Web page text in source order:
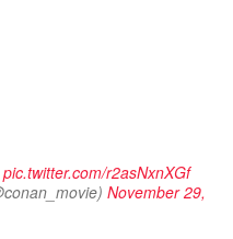
pic.twitter.com/r2asNxnXGf
November 29,